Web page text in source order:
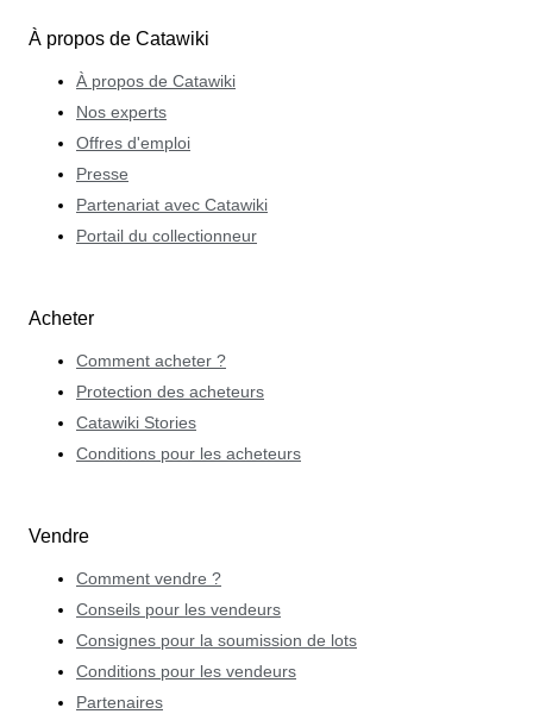
À propos de Catawiki
À propos de Catawiki
Nos experts
Offres d'emploi
Presse
Partenariat avec Catawiki
Portail du collectionneur
Acheter
Comment acheter ?
Protection des acheteurs
Catawiki Stories
Conditions pour les acheteurs
Vendre
Comment vendre ?
Conseils pour les vendeurs
Consignes pour la soumission de lots
Conditions pour les vendeurs
Partenaires